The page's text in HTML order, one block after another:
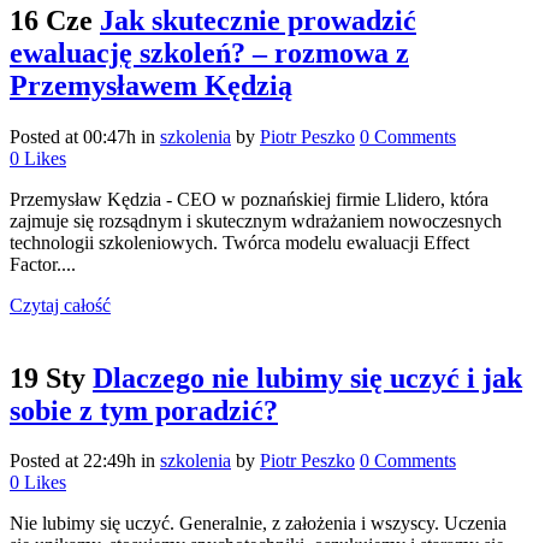
16 Cze Jak skutecznie prowadzić
ewaluację szkoleń? – rozmowa z
Przemysławem Kędzią
Posted at 00:47h in szkolenia by Piotr Peszko 0 Comments
0 Likes
Przemysław Kędzia - CEO w poznańskiej firmie Llidero, która
zajmuje się rozsądnym i skutecznym wdrażaniem nowoczesnych
technologii szkoleniowych. Twórca modelu ewaluacji Effect
Factor....
Czytaj całość
19 Sty Dlaczego nie lubimy się uczyć i jak
sobie z tym poradzić?
Posted at 22:49h in szkolenia by Piotr Peszko 0 Comments
0 Likes
Nie lubimy się uczyć. Generalnie, z założenia i wszyscy. Uczenia